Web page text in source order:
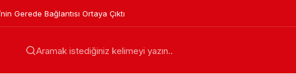
Gerede Bağlantısı Ortaya Çıktı